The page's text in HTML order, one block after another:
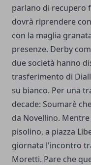
parlano di recupero
dovrà riprendere
con la maglia
presenze. Derby
due società hanno
trasferimento di
su bianco. Per una
decade: Soumarè
da Novellino.
pisolino, a piazza
giornata l'incontro
Moretti. Pare che